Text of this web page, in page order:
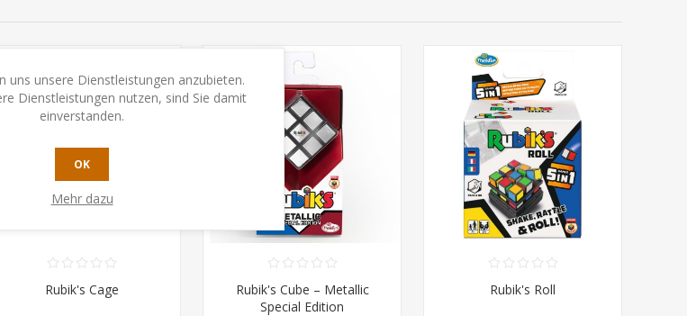
Rubik's Cage
Rubik's Cube – Metallic
Special Edition
Rubik's Roll
uns unsere Dienstleistungen anzubieten.
Dienstleistungen nutzen, sind Sie damit
einverstanden.
OK
Mehr dazu